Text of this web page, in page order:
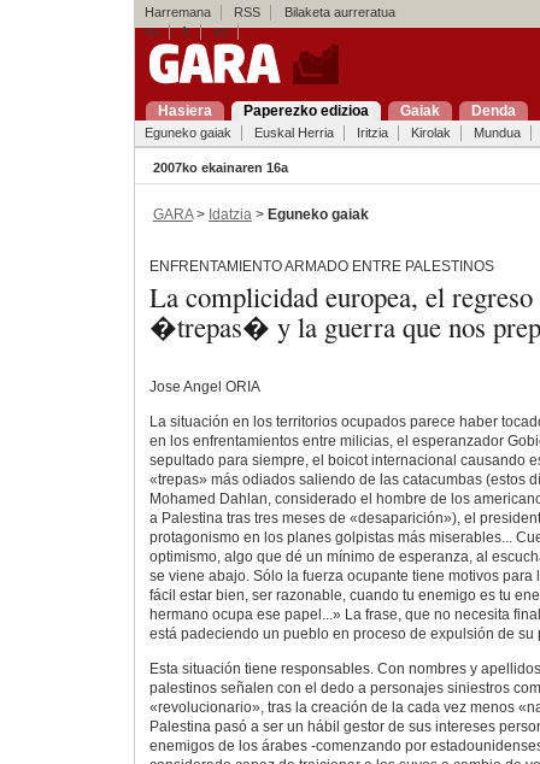
Harremana RSS
Bilaketa aurreratua
es
fr en
Hasiera Paperezko edizioa Gaiak Denda
Eguneko gaiak Euskal Herria Iritzia Kirolak Mundua
2007ko ekainaren 16a
GARA> Idatzia > Eguneko gaiak
ENFRENTAMIENTO ARMADO ENTRE PALESTINOS
La complicidad europea, el regreso
�trepas� y la guerra que nos
Jose Angel ORIA
La situación en los territorios ocupados parece haber
en los enfrentamientos entre milicias, el esperanzador
sepultado para siempre, el boicot internacional causando
«trepas» más odiados saliendo de las catacumbas (estos
Mohamed Dahlan, considerado el hombre de los
a Palestina tras tres meses de «desaparición»), el
protagonismo en los planes golpistas más miserables...
optimismo, algo que dé un mínimo de esperanza, al
se viene abajo. Sólo la fuerza ocupante tiene motivos para
fácil estar bien, ser razonable, cuando tu enemigo es tu
hermano ocupa ese papel...» La frase, que no necesita
está padeciendo un pueblo en proceso de expulsión de su
Esta situación tiene responsables. Con nombres y
palestinos señalen con el dedo a personajes siniestros
«revolucionario», tras la creación de la cada vez menos
Palestina pasó a ser un hábil gestor de sus intereses
enemigos de los árabes -comenzando por